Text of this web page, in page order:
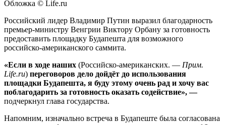
Обложка © Life.ru
Российский лидер Владимир Путин выразил благодарность
премьер-министру Венгрии Виктору Орбану за готовность
предоставить площадку Будапешта для возможного
российско-американского саммита.
«Если в ходе наших (Российско-американских. — Прим.
Life.ru) переговоров дело дойдёт до использования
площадки Будапешта, я буду этому очень рад и хочу вас
поблагодарить за готовность оказать содействие», —
подчеркнул глава государства.
Напомним, изначально встреча в Будапеште была согласована